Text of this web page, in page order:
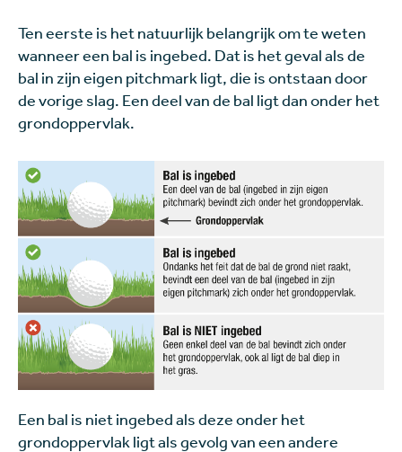
Ten eerste is het natuurlijk belangrijk om te weten
wanneer een bal is ingebed. Dat is het geval als de
bal in zijn eigen pitchmark ligt, die is ontstaan door
de vorige slag. Een deel van de bal ligt dan onder het
grondoppervlak.
Een bal is niet ingebed als deze onder het
grondoppervlak ligt als gevolg van een andere